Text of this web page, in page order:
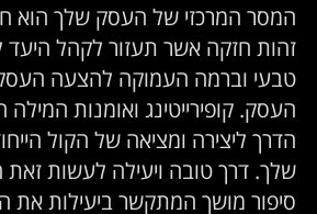
המסר המרכזי של העסק שלך הוא
זהות חזקה אשר תעזור לקהל
טבעי וברמה העמוקה להצעה
העסק. קופירייטינג ואומנות
הדרך ליצירה ומציאה של הקול
שלך. דרך טובה ויעילה לעשות זאת
סיפור מושך המתקשר ביעילות